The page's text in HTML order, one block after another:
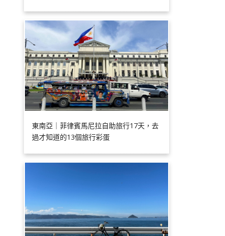
東南亞｜菲律賓馬尼拉自助旅行17天，去
過才知道的13個旅行彩蛋